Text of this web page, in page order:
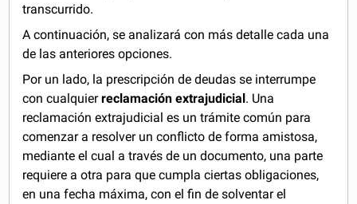
transcurrido.
A continuación, se analizará con más detalle cada una
de las anteriores opciones.
Por un lado, la prescripción de deudas se interrumpe
con cualquierreclamación extrajudicial. Una
reclamación extrajudicial es un trámite común para
comenzar a resolver un conflicto de forma amistosa,
mediante el cual a través de un documento, una parte
requiere a otra para que cumpla ciertas obligaciones,
en una fecha máxima, con el fin de solventar el